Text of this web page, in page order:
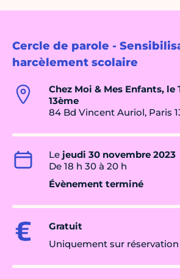
Cercle de parole -
harcèlement scolaire
Chez Moi & Mes Enfants, le
13ème
84 Bd Vincent Auriol, Paris
Le jeudi 30 novembre 2023
De 18 h 30 à 20 h
Évènement terminé
Gratuit
Uniquement sur réservation